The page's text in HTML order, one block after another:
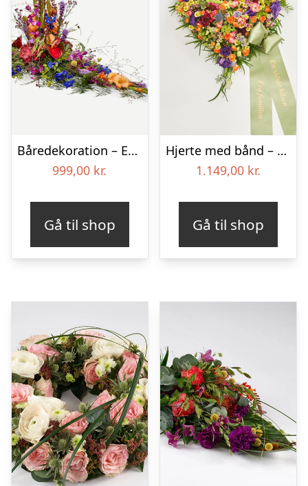
Båredekoration – Et farverigt farvel
999,00 kr.
Gå til shop
Hjerte med bånd – Floristens kreative valg
1.149,00 kr.
Gå til shop